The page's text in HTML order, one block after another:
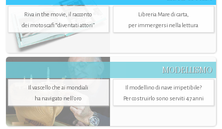
Riva in the movie, il racconto
dei motoscafi “diventati attori”
Libreria Mare di carta,
per immergersi nella lettura
MODELLISMO
Il vascello che ai mondiali
ha navigato nell’oro
Il modellino di nave irripetibile?
Per costruirlo sono serviti 47 anni